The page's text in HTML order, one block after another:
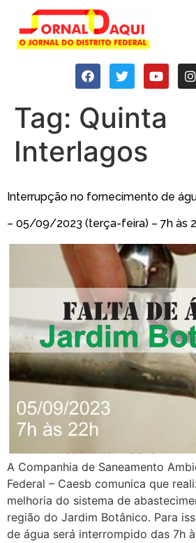
Tag: Quinta
Interlagos
Interrupção no fornecimento de
– 05/09/2023 (terça-feira) – 7h às
A Companhia de Saneamento
Federal – Caesb comunica que
melhoria do sistema de
região do Jardim Botânico. Para
de água será interrompido das 7h